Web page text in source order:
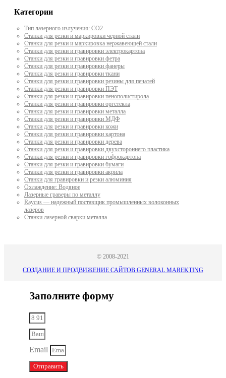
Категории
Тип лазерного излучения: СО2
Станки для резки и маркировки черной стали
Станки для резки и маркировка нержавеющей стали
Станки для резки и гравировки электрокартона
Станки для резки и гравировки фетра
Станки для резки и гравировки фанеры
Станки для резки и гравировки ткани
Станки для резки и гравировки резины для печатей
Станки для резки и гравировки ПЭТ
Станки для резки и гравировки пенополистирола
Станки для резки и гравировки оргстекла
Станки для резки и гравировки металла
Станки для резки и гравировки МДФ
Станки для резки и гравировки кожи
Станки для резки и гравировки картона
Станки для резки и гравировки дерева
Станки для резки и гравировки двухстороннего пластика
Станки для резки и гравировки гофрокартона
Станки для резки и гравировки бумаги
Станки для резки и гравировки акрила
Станки для гравировки и резки алюминия
Охлаждение: Водяное
Лазерные граверы по металлу
Raycus — надежный поставщик промышленных волоконных
лазеров
Cтанки лазерной сварки металла
© 2008-2021
СОЗДАНИЕ И ПРОДВИЖЕНИЕ САЙТОВ GENERAL MAREKTING
Заполните форму
Email
Отправить